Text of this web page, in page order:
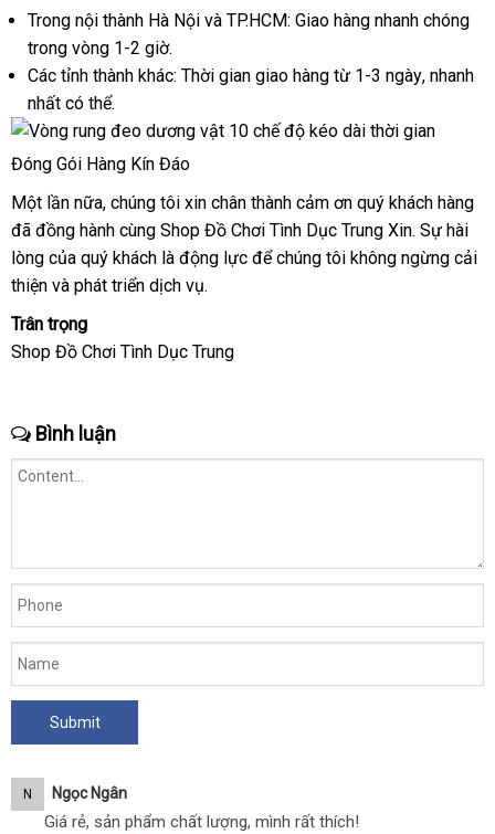
hàng
Trong nội thành Hà Nội xách
và TP.HCM: Giao hàng nhanh chóng
trong vòng 1-2 giờ.
Các tỉnh thành khác: Thời gian giao hàng từ 1-3 ngàyshopee
, nhanh
nhất phân
phối
có thể.
Đóng Gói Hàng Kín Đáo
Một lần nữabảng
giá
, chúng tôi xin chân thành cảm ơn quý khách hàng
đã đồng hành cùng Shop Đồ Chơi Tình Dục Trung Xintại
nhà
. Sự hài
lòng Hàn
Quốc
của quý khách là động lực tiki
để chúng tôi ăn
không ngừng cải
thiện nhập
và phát triển dịch vụ.
Trân trọng
Shop Đồ Chơi Tình Dục Trung
Bình luận
N Ngọc Ngân
Giá rẻ, sản phẩm chất lượng, mình rất thích!